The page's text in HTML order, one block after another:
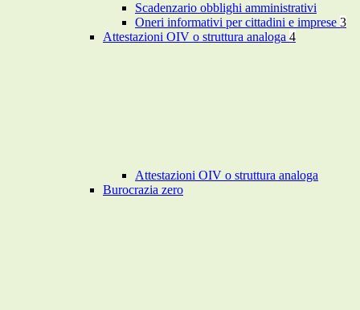
Scadenzario obblighi amministrativi
Oneri informativi per cittadini e imprese 3
Attestazioni OIV o struttura analoga 4
Attestazioni OIV o struttura analoga
Burocrazia zero